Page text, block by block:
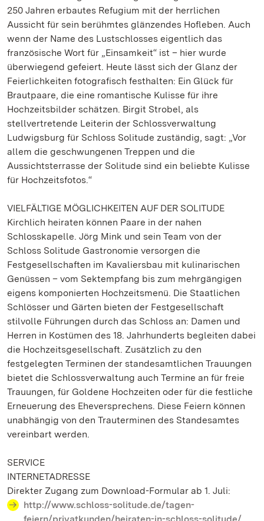
250 Jahren erbautes Refugium mit der herrlichen
Aussicht für sein berühmtes glänzendes Hofleben. Auch
wenn der Name des Lustschlosses eigentlich das
französische Wort für „Einsamkeit“ ist – hier wurde
überwiegend gefeiert. Heute lässt sich der Glanz der
Feierlichkeiten fotografisch festhalten: Ein Glück für
Brautpaare, die eine romantische Kulisse für ihre
Hochzeitsbilder schätzen. Birgit Strobel, als
stellvertretende Leiterin der Schlossverwaltung
Ludwigsburg für Schloss Solitude zuständig, sagt: „Vor
allem die geschwungenen Treppen und die
Aussichtsterrasse der Solitude sind ein beliebte Kulisse
für Hochzeitsfotos.“
VIELFÄLTIGE MÖGLICHKEITEN AUF DER SOLITUDE
Kirchlich heiraten können Paare in der nahen
Schlosskapelle. Jörg Mink und sein Team von der
Schloss Solitude Gastronomie versorgen die
Festgesellschaften im Kavaliersbau mit kulinarischen
Genüssen – vom Sektempfang bis zum mehrgängigen
eigens komponierten Hochzeitsmenü. Die Staatlichen
Schlösser und Gärten bieten der Festgesellschaft
stilvolle Führungen durch das Schloss an: Damen und
Herren in Kostümen des 18. Jahrhunderts begleiten dabei
die Hochzeitsgesellschaft. Zusätzlich zu den
festgelegten Terminen der standesamtlichen Trauungen
bietet die Schlossverwaltung auch Termine an für freie
Trauungen, für Goldene Hochzeiten oder für die festliche
Erneuerung des Eheversprechens. Diese Feiern können
unabhängig von den Trauterminen des Standesamtes
vereinbart werden.
SERVICE
INTERNETADRESSE
Direkter Zugang zum Download-Formular ab 1. Juli:
http://www.schloss-solitude.de/tagen-